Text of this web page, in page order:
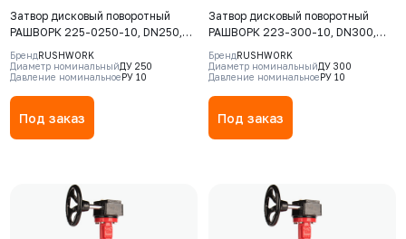
Затвор дисковый поворотный
РАШВОРК 225-0250-10, DN250,
PN10, GGG40 / CF8 / EPDM, Ф/Ф,
редуктор
БрендRUSHWORK
Диаметр номинальныйДУ 250
Давление номинальноеРУ 10
Под заказ
Затвор дисковый поворотный
РАШВОРК 223-300-10, DN300,
PN10, корпус - Чугун GJS-400-15
(GGG40), диск - GJS-400-15
(GGG40), уплотнение - EPDM, Ф/
Ф, редуктор
БрендRUSHWORK
Диаметр номинальныйДУ 300
Давление номинальноеРУ 10
Под заказ